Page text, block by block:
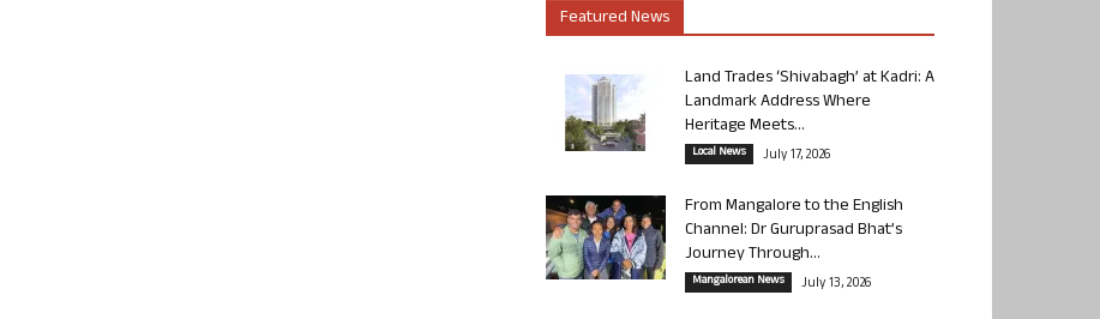
Featured News
Land Trades ‘Shivabagh’ at Kadri: A
Landmark Address Where
Heritage Meets...
Local News July 17, 2026
From Mangalore to the English
Channel: Dr Guruprasad Bhat’s
Journey Through...
Mangalorean News July 13, 2026